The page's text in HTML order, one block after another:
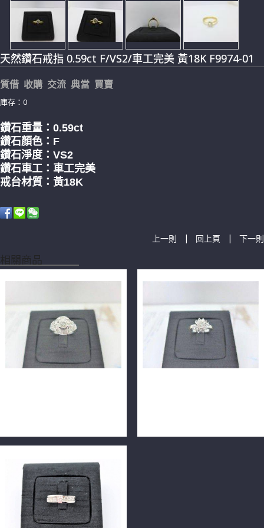
天然鑽石戒指 0.59ct F/VS2/車工完美 黃18K F9974-01
質借 收購 交流 典當 買賣
庫存：0
鑽石重量：0.59ct
鑽石顏色：F
鑽石淨度：VS2
鑽石車工：車工完美
戒台材質：黃18K
上一則 | 回上頁 | 下一則
相關商品